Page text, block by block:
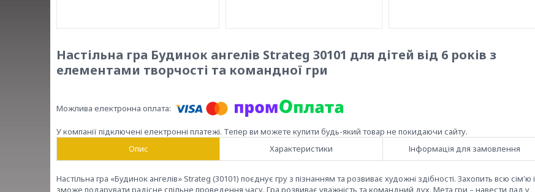
Настільна гра Будинок ангелів Strateg 30101 для дітей від 6 років з
елементами творчості та командної гри
У компанії підключені електронні платежі. Тепер ви можете купити будь-який товар не покидаючи сайту.
Опис
Характеристики Інформація для замовлення
Настільна гра «Будинок ангелів» Strateg (30101) поєднує гру з пізнанням та розвиває художні здібності. Захопить всю сім'ю і
зможе подарувати радісне спільне проведення часу. Гра розвиває уважність та командний дух. Мета гри – навести лад у